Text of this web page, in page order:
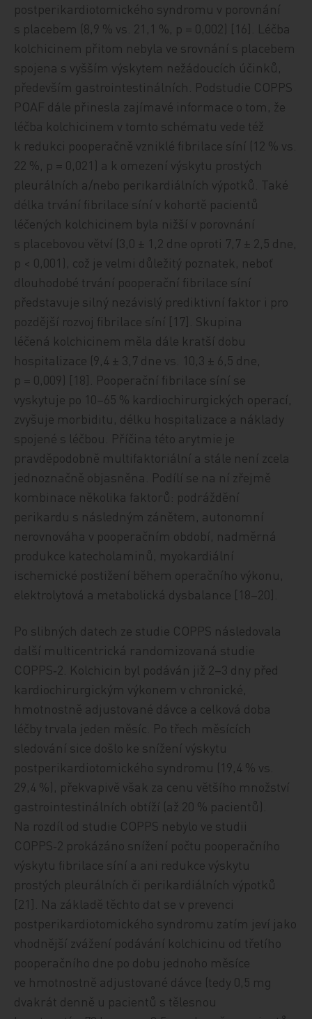
postperikardiotomického syndromu v porovnání
s placebem (8,9 % vs. 21,1 %, p = 0,002) [16]. Léčba
kolchicinem přitom nebyla ve srovnání s placebem
spojena s vyšším výskytem nežádoucích účinků,
především gastrointestinálních. Podstudie COPPS
POAF dále přinesla zajímavé informace o tom, že
léčba kolchicinem v tomto schématu vede též
k redukci pooperačně vzniklé fibrilace síní (12 % vs.
22 %, p = 0,021) a k omezení výskytu prostých
pleurálních a/nebo perikardiálních výpotků. Také
délka trvání fibrilace síní v kohortě pacientů
léčených kolchicinem byla nižší v porovnání
s placebovou větví (3,0 ± 1,2 dne oproti 7,7 ± 2,5 dne,
p < 0,001), což je velmi důležitý poznatek, neboť
dlouhodobé trvání pooperační fibrilace síní
představuje silný nezávislý prediktivní faktor i pro
pozdější rozvoj fibrilace síní [17]. Skupina
léčená kolchicinem měla dále kratší dobu
hospitalizace (9,4 ± 3,7 dne vs. 10,3 ± 6,5 dne,
p = 0,009) [18]. Pooperační fibrilace síní se
vyskytuje po 10–65 % kardiochirurgických operací,
zvyšuje morbiditu, délku hospitalizace a náklady
spojené s léčbou. Příčina této arytmie je
pravděpodobně multifaktoriální a stále není zcela
jednoznačně objasněna. Podílí se na ní zřejmě
kombinace několika faktorů: podráždění
perikardu s následným zánětem, autonomní
nerovnováha v pooperačním období, nadměrná
produkce katecholaminů, myokardiální
ischemické postižení během operačního výkonu,
elektrolytová a metabolická dysbalance [18–20].
Po slibných datech ze studie COPPS následovala
další multicentrická randomizovaná studie
COPPS‑2. Kolchicin byl podáván již 2–3 dny před
kardiochirurgickým výkonem v chronické,
hmotnostně adjustované dávce a celková doba
léčby trvala jeden měsíc. Po třech měsících
sledování sice došlo ke snížení výskytu
postperikardiotomického syndromu (19,4 % vs.
29,4 %), překvapivě však za cenu většího množství
gastrointestinálních obtíží (až 20 % pacientů).
Na rozdíl od studie COPPS nebylo ve studii
COPPS‑2 prokázáno snížení počtu pooperačního
výskytu fibrilace síní a ani redukce výskytu
prostých pleurálních či perikardiálních výpot­ků
[21]. Na základě těchto dat se v prevenci
postperikardiotomického syndromu zatím jeví jako
vhodnější zvážení podávání kolchicinu od třetího
pooperačního dne po dobu jednoho měsíce
ve hmotnostně adjustované dávce (tedy 0,5 mg
dvakrát denně u pacientů s tělesnou